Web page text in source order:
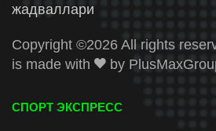
жадваллари
Copyright ©2026 All rights
is made with
by
СПОРТ ЭКСПРЕСС